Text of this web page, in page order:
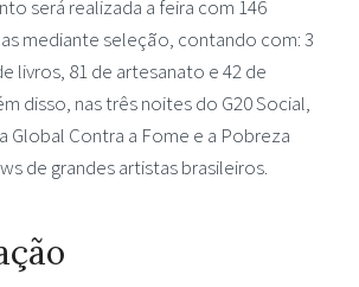
será realizada a feira com 146
mediante seleção, contando com: 3
livros, 81 de artesanato e 42 de
disso, nas três noites do G20 Social,
Global Contra a Fome e a Pobreza
de grandes artistas brasileiros.